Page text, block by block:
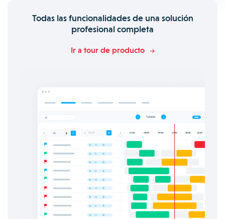
Todas las funcionalidades de una solución
profesional completa
Ir a tour de producto